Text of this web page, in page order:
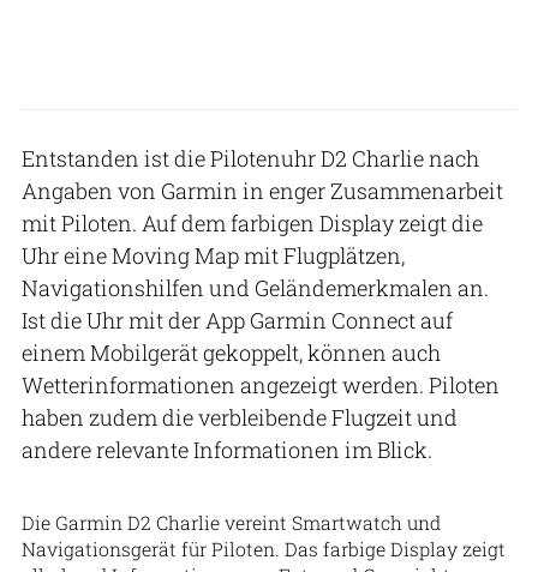
Entstanden ist die Pilotenuhr D2 Charlie nach
Angaben von Garmin in enger Zusammenarbeit
mit Piloten. Auf dem farbigen Display zeigt die
Uhr eine Moving Map mit Flugplätzen,
Navigationshilfen und Geländemerkmalen an.
Ist die Uhr mit der App Garmin Connect auf
einem Mobilgerät gekoppelt, können auch
Wetterinformationen angezeigt werden. Piloten
haben zudem die verbleibende Flugzeit und
andere relevante Informationen im Blick.
Die Garmin D2 Charlie vereint Smartwatch und
Navigationsgerät für Piloten. Das farbige Display zeigt